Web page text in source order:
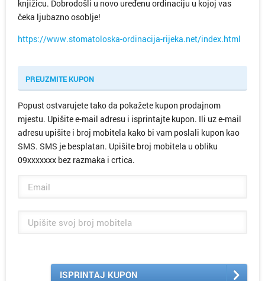
knjižicu. Dobrodošli u novo uređenu ordinaciju u kojoj vas
čeka ljubazno osoblje!
https://www.stomatoloska-ordinacija-rijeka.net/index.html
PREUZMITE KUPON
Popust ostvarujete tako da pokažete kupon prodajnom
mjestu. Upišite e-mail adresu i isprintajte kupon. Ili uz e-mail
adresu upišite i broj mobitela kako bi vam poslali kupon kao
SMS. SMS je besplatan. Upišite broj mobitela u obliku
09xxxxxxx bez razmaka i crtica.
ISPRINTAJ KUPON